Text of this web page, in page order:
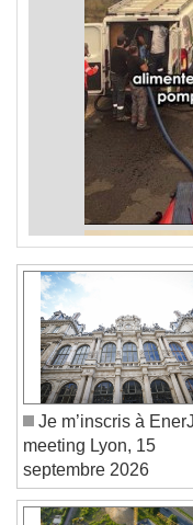
Je m’inscris à EnerJ-
meeting Lyon, 15
septembre 2026